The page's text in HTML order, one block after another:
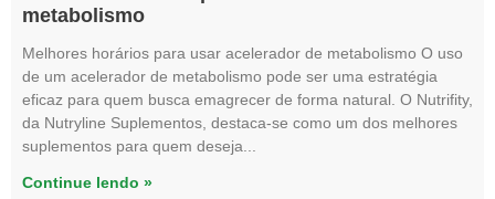
metabolismo
Melhores horários para usar acelerador de metabolismo O uso
de um acelerador de metabolismo pode ser uma estratégia
eficaz para quem busca emagrecer de forma natural. O Nutrifity,
da Nutryline Suplementos, destaca-se como um dos melhores
suplementos para quem deseja
Continue lendo »